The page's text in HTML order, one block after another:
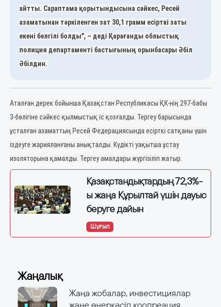
айтты. Сараптама қорытындысына сәйкес, Ресей
азаматынан тәркіленген зат 30,1 грамм есірткі заты
екені белгілі болды", – деді Қарағанды облыстық
полиция департаменті бастығының орынбасары Әбіл
Әбілдин.
Аталған дерек бойынша Қазақстан Республикасы ҚК-нің 297-бабы
3-бөлігіне сәйкес қылмыстық іс қозғалды. Тергеу барысында
ұсталған азаматтың Ресей Федерациясында есірткі сатқаны үшін
іздеуге жарияланғаны анықталды. Күдікті уақытша ұстау
изоляторына қамалды. Тергеу амалдары жүргізіліп жатыр.
Қазақстандықтардың 72,3%-
ы жаңа Құрылтай үшін дауыс
беруге дайын
Шұғыл
Жаңалық
Жаңа жобалар, инвестициялар